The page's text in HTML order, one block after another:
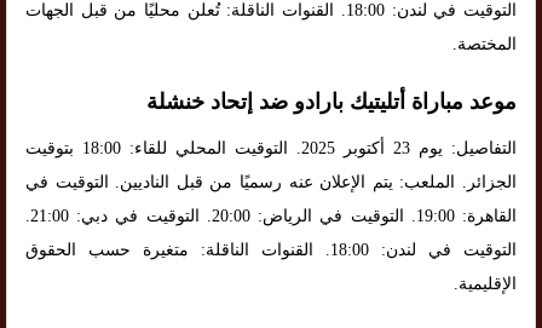
التوقيت في لندن: 18:00. القنوات الناقلة: تُعلن محليًا من قبل الجهات
المختصة.
موعد مباراة أتليتيك بارادو ضد إتحاد خنشلة
التفاصيل: يوم 23 أكتوبر 2025. التوقيت المحلي للقاء: 18:00 بتوقيت
الجزائر. الملعب: يتم الإعلان عنه رسميًا من قبل الناديين. التوقيت في
القاهرة: 19:00. التوقيت في الرياض: 20:00. التوقيت في دبي: 21:00.
التوقيت في لندن: 18:00. القنوات الناقلة: متغيرة حسب الحقوق
الإقليمية.